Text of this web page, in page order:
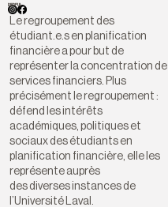
REPFUL
Le regroupement des
étudiant.e.s en planification
financière a pour but de
représenter la concentration de
services financiers. Plus
précisément le regroupement :
défend les intérêts
académiques, politiques et
sociaux des étudiants en
planification financière, elle les
représente auprès
des diverses instances de
l’Université Laval.